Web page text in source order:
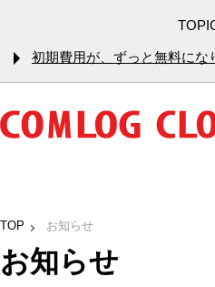
初期費用が、ずっと無料にな
TOP お知らせ
お知らせ